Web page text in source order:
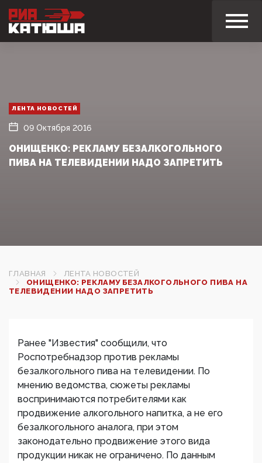
ЛЕНТА НОВОСТЕЙ
09 Октября 2016
ОНИЩЕНКО: РЕКЛАМУ БЕЗАЛКОГОЛЬНОГО
ПИВА НА ТЕЛЕВИДЕНИИ НАДО ЗАПРЕТИТЬ
ГЛАВНАЯ
ЛЕНТА НОВОСТЕЙ
ОНИЩЕНКО: РЕКЛАМУ БЕЗАЛКОГОЛЬНОГО ПИВА НА
ТЕЛЕВИДЕНИИ НАДО ЗАПРЕТИТЬ
Ранее "Известия" сообщили, что
Роспотребнадзор против рекламы
безалкогольного пива на телевидении. По
мнению ведомства, сюжеты рекламы
воспринимаются потребителями как
продвижение алкогольного напитка, а не его
безалкогольного аналога, при этом
законодательно продвижение этого вида
продукции никак не ограничено. По данным